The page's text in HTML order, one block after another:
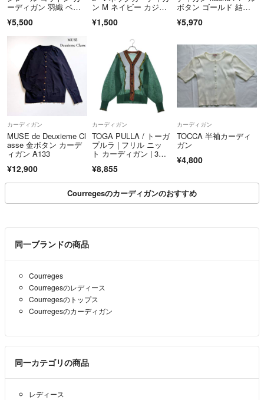
ーディガン 羽織 ベー
¥5,500
ン M ネイビー カジュ
¥1,500
ボタン ゴールド 結婚
¥5,970
カーディガン
MUSE de Deuxieme Cl
asse 金ボタン カーデ
ィガン A133
¥12,900
カーディガン
TOGA PULLA / トーガ
プルラ | フリル ニッ
ト カーディガン | 3
ス
¥8,855
カーディガン
TOCCA 半袖カーディ
ガン
¥4,800
Courregesのカーディガンのおすすめ
同一ブランドの商品
Courreges
Courregesのレディース
Courregesのトップス
Courregesのカーディガン
同一カテゴリの商品
レディース